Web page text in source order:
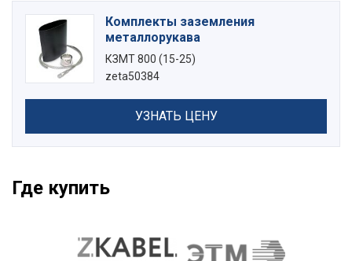
Комплекты заземления
металлорукава
КЗМТ 800 (15-25)
zeta50384
УЗНАТЬ ЦЕНУ
Где купить